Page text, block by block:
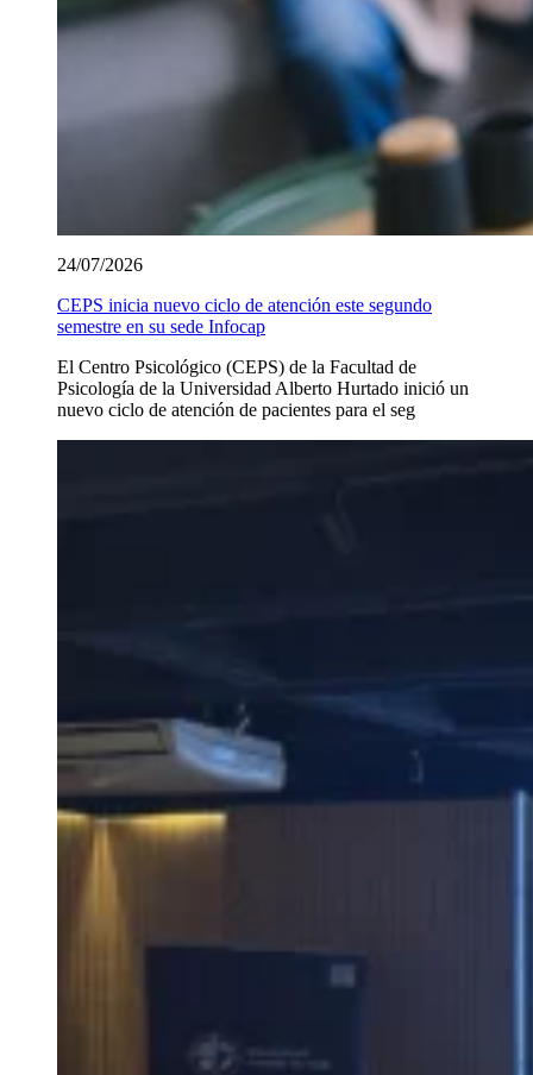
24/07/2026
CEPS inicia nuevo ciclo de atención este segundo
semestre en su sede Infocap
El Centro Psicológico (CEPS) de la Facultad de
Psicología de la Universidad Alberto Hurtado inició un
nuevo ciclo de atención de pacientes para el seg